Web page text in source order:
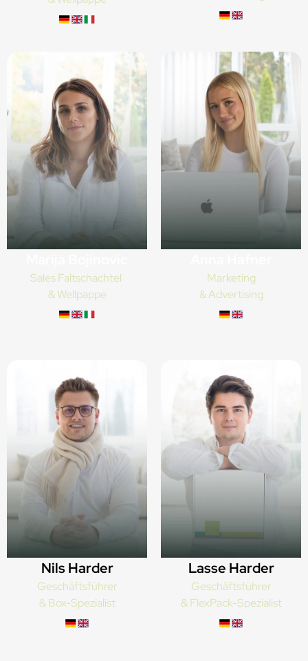
Sales Faltschachtel
& Wellpappe
Marketing
& Advertising
Nils Harder
Geschäftsführer
& Box-Spezialist
Lasse Harder
Geschäftsführer
& FlexPack-Spezialist